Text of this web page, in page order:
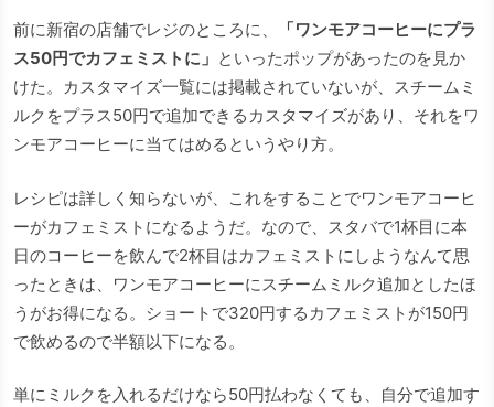
前に新宿の店舗でレジのところに、
「ワンモアコーヒーにプラ
ス50円でカフェミストに」 といったポップがあったのを見か
けた。カスタマイズ一覧には掲載されていないが、スチームミ
ルクをプラス50円で追加できるカスタマイズがあり、それをワ
ンモアコーヒーに当てはめるというやり方。
レシピは詳しく知らないが、これをすることでワンモアコーヒ
ーがカフェミストになるようだ。なので、スタバで1杯目に本
日のコーヒーを飲んで2杯目はカフェミストにしようなんて思
ったときは、ワンモアコーヒーにスチームミルク追加としたほ
うがお得になる。ショートで320円するカフェミストが150円
で飲めるので半額以下になる。
単にミルクを入れるだけなら50円払わなくても、自分で追加す